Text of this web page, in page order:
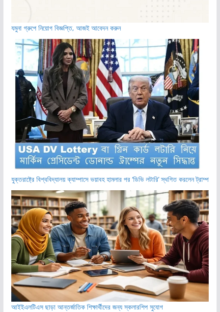
যমুনা গ্রুপে নিয়োগ বিজ্ঞপ্তি, আজই আবেদন করুন
যুক্তরাষ্ট্রে বিশ্ববিদ্যালয় ক্যাম্পাসে ভয়াবহ হামলার পর ‘ডিভি লটারি’ স্থগিত করলেন ট্রাম্প
আইইএলটিএস ছাড়া আন্তর্জাতিক শিক্ষার্থীদের জন্য স্কলারশিপ সুযোগ